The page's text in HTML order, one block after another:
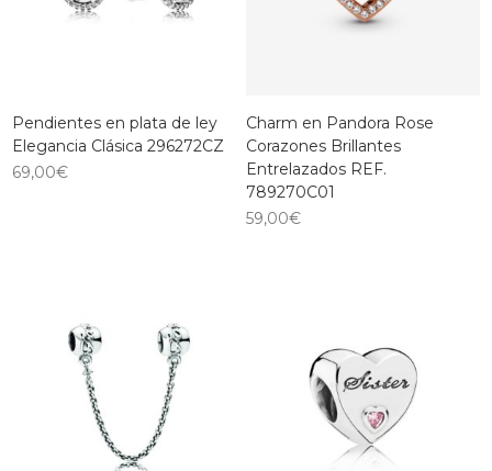
Pendientes en plata de ley
Elegancia Clásica 296272CZ
69,00€
Charm en Pandora Rose
Corazones Brillantes
Entrelazados REF.
789270C01
59,00€